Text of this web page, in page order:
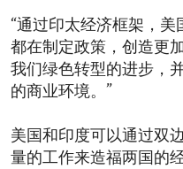
“通过印太经济框架，美
都在制定政策，创造更
我们绿色转型的进步，
的商业环境。”
美国和印度可以通过双
量的工作来造福两国的